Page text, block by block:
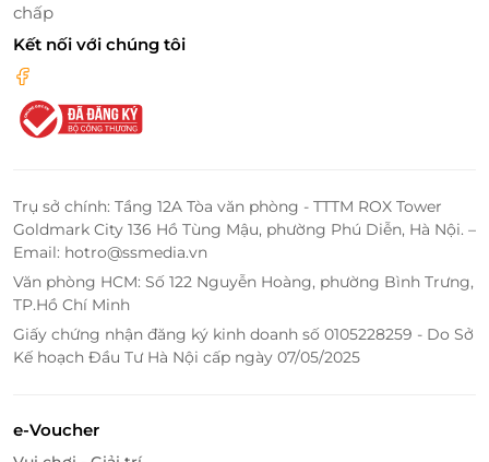
chấp
Kết nối với chúng tôi
Trụ sở chính: Tầng 12A Tòa văn phòng - TTTM ROX Tower
Goldmark City 136 Hồ Tùng Mậu, phường Phú Diễn, Hà Nội. –
Email: hotro@ssmedia.vn
Văn phòng HCM: Số 122 Nguyễn Hoàng, phường Bình Trưng,
TP.Hồ Chí Minh
Giấy chứng nhận đăng ký kinh doanh số 0105228259 - Do Sở
Kế hoạch Đầu Tư Hà Nội cấp ngày 07/05/2025
e-Voucher